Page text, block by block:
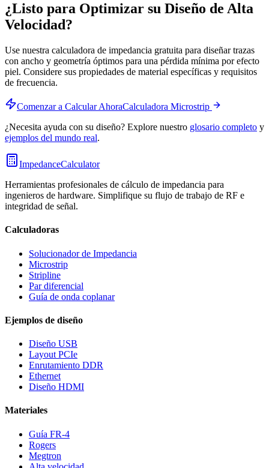
¿Listo para Optimizar su Diseño de Alta
Velocidad?
Use nuestra calculadora de impedancia gratuita para diseñar trazas
con ancho y geometría óptimos para una pérdida mínima por efecto
piel. Considere sus propiedades de material específicas y requisitos
de frecuencia.
Comenzar a Calcular AhoraCalculadora Microstrip
¿Necesita ayuda con su diseño? Explore nuestro glosario completo y
ejemplos del mundo real.
ImpedanceCalculator
Herramientas profesionales de cálculo de impedancia para
ingenieros de hardware. Simplifique su flujo de trabajo de RF e
integridad de señal.
Calculadoras
Solucionador de Impedancia
Microstrip
Stripline
Par diferencial
Guía de onda coplanar
Ejemplos de diseño
Diseño USB
Layout PCIe
Enrutamiento DDR
Ethernet
Diseño HDMI
Materiales
Guía FR-4
Rogers
Megtron